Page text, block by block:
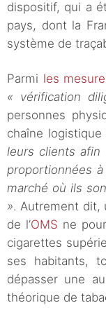
dispositif, qui a
pays, dont la
système de
Parmi les
« vérification
personnes
chaîne logistique
leurs clients afin
proportionnées
marché où ils
». Autrement dit,
de l’OMS ne
cigarettes
ses habitants,
dépasser une
théorique de